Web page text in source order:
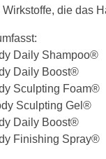
die das
Daily Shampoo®
Daily Boost®
Sculpting Foam®
Sculpting Gel®
Daily Boost®
Finishing Spray®